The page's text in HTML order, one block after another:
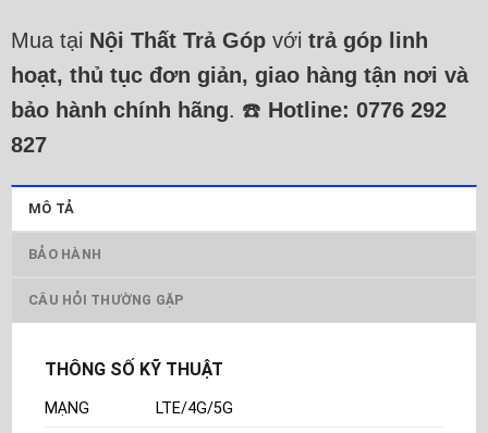
Mua tại Nội Thất Trả Góp với trả góp linh
hoạt, thủ tục đơn giản, giao hàng tận nơi và
bảo hành chính hãng. ☎️ Hotline: 0776 292
827
MÔ TẢ
BẢO HÀNH
CÂU HỎI THƯỜNG GẶP
THÔNG SỐ KỸ THUẬT
MẠNG
LTE/4G/5G